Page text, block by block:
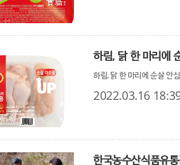
하림, 닭 한 마리에
하림, 닭 한 마리에 순살 안
2022.03.16